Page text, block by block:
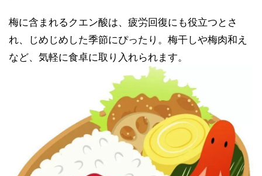
梅に含まれるクエン酸は、疲労回復にも役立つとさ
れ、じめじめした季節にぴったり。梅干しや梅肉和え
など、気軽に食卓に取り入れられます。